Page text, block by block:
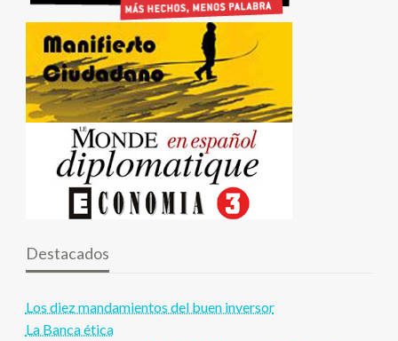
Destacados
Los diez mandamientos del buen inversor
La Banca ética